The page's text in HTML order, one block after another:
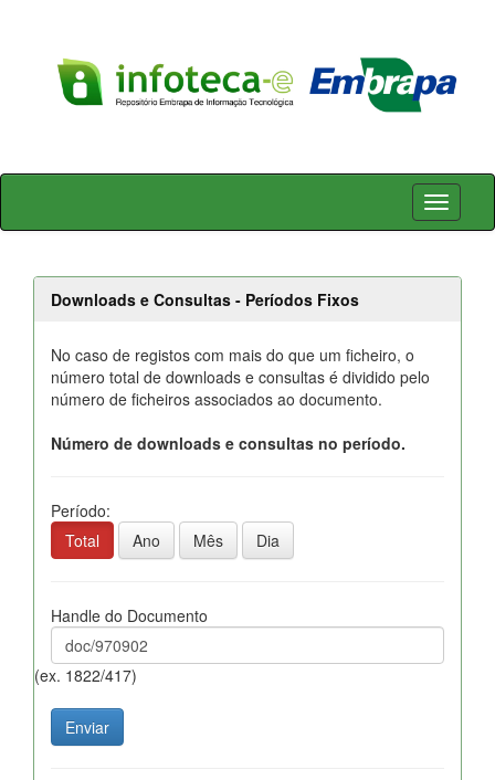
Skip
Downloads e Consultas - Períodos Fixos
No caso de registos com mais do que um ficheiro, o
número total de downloads e consultas é dividido pelo
número de ficheiros associados ao documento.
Número de downloads e consultas no período.
Período:
Total
Ano Mês Dia
Handle do Documento
(ex. 1822/417)